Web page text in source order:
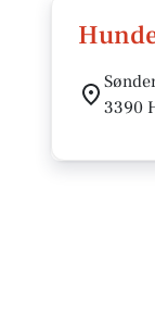
3390